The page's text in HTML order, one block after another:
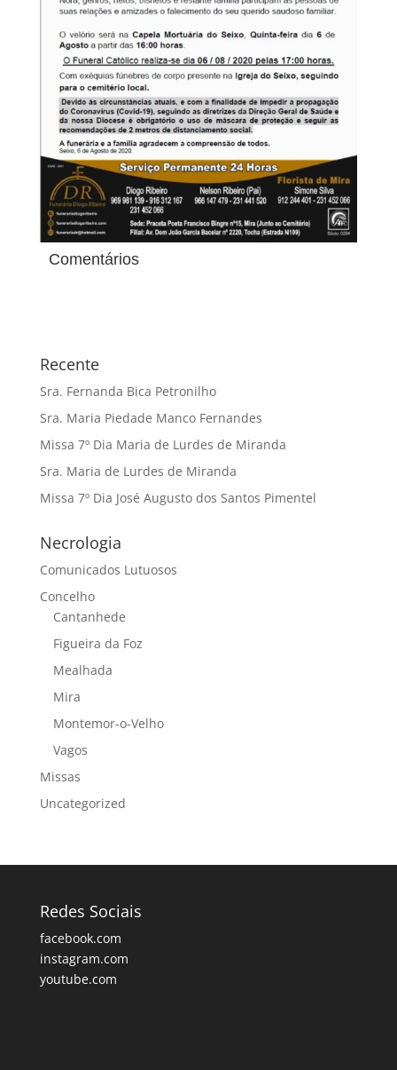
Comentários
Recente
Sra. Fernanda Bica Petronilho
Sra. Maria Piedade Manco Fernandes
Missa 7º Dia Maria de Lurdes de Miranda
Sra. Maria de Lurdes de Miranda
Missa 7º Dia José Augusto dos Santos Pimentel
Necrologia
Comunicados Lutuosos
Concelho
Cantanhede
Figueira da Foz
Mealhada
Mira
Montemor-o-Velho
Vagos
Missas
Uncategorized
Redes Sociais
facebook.com
instagram.com
youtube.com